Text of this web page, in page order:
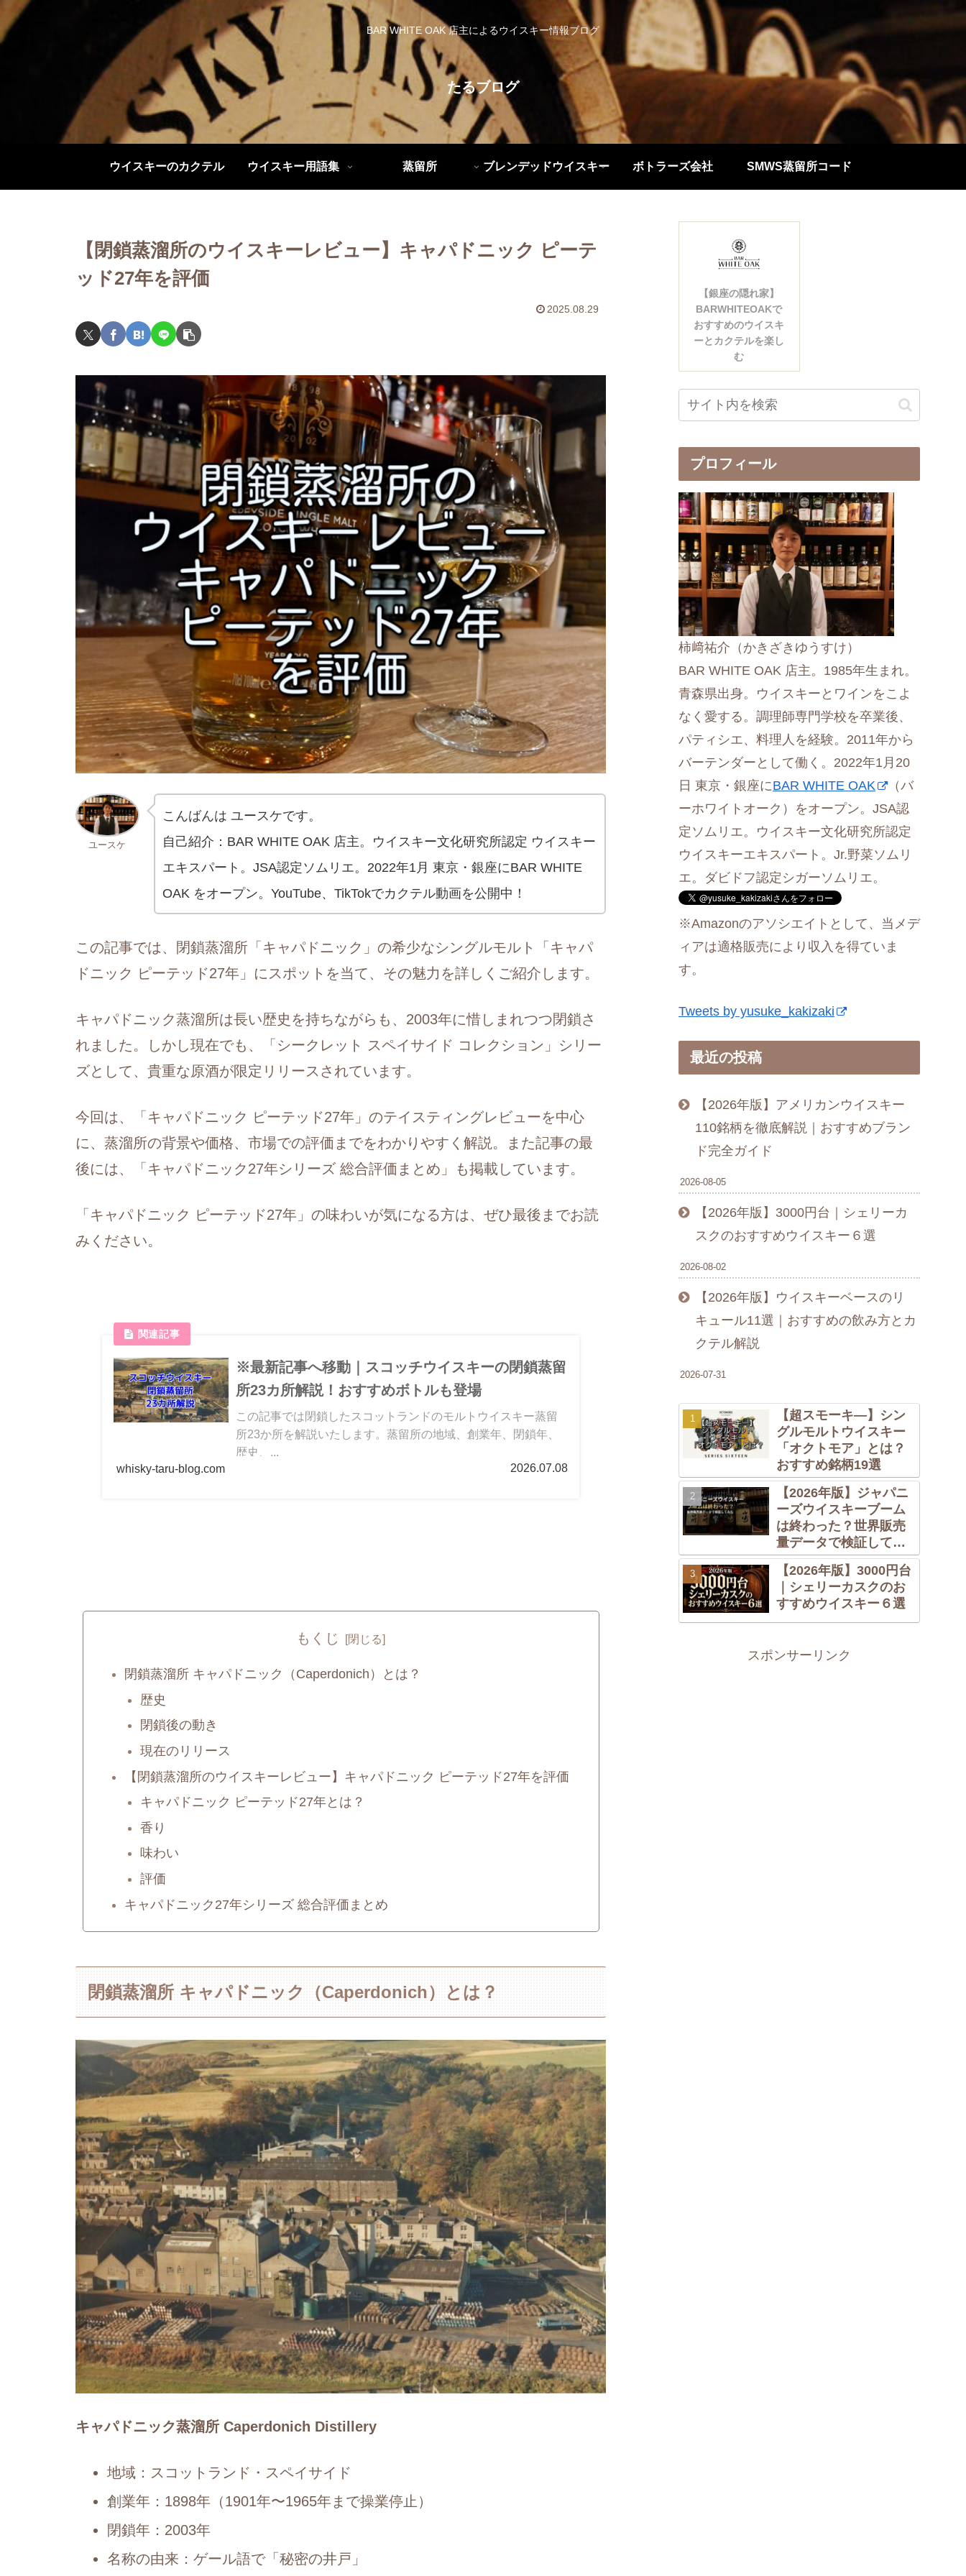
BAR WHITE OAK 店主によるウイスキー情報ブログ
たるブログ
ウイスキーのカクテル ウイスキー用語集 蒸留所 ブレンデッドウイスキー ボトラーズ会社 SMWS蒸留所コード
【閉鎖蒸溜所のウイスキーレビュー】キャパドニック ピーテ
ッド27年を評価
2025.08.29
ユースケ
こんばんは ユースケです。
自己紹介：BAR WHITE OAK 店主。ウイスキー文化研究所認定 ウイスキー
エキスパート。JSA認定ソムリエ。2022年1月 東京・銀座にBAR WHITE
OAK をオープン。YouTube、TikTokでカクテル動画を公開中！
この記事では、閉鎖蒸溜所「キャパドニック」の希少なシングルモルト「キャパ
ドニック ピーテッド27年」にスポットを当て、その魅力を詳しくご紹介します。
キャパドニック蒸溜所は長い歴史を持ちながらも、2003年に惜しまれつつ閉鎖さ
れました。しかし現在でも、「シークレット スペイサイド コレクション」シリー
ズとして、貴重な原酒が限定リリースされています。
今回は、「キャパドニック ピーテッド27年」のテイスティングレビューを中心
に、蒸溜所の背景や価格、市場での評価までをわかりやすく解説。また記事の最
後には、「キャパドニック27年シリーズ 総合評価まとめ」も掲載しています。
「キャパドニック ピーテッド27年」の味わいが気になる方は、ぜひ最後までお読
みください。
※最新記事へ移動｜スコッチウイスキーの閉鎖蒸留
所23カ所解説！おすすめボトルも登場
この記事では閉鎖したスコットランドのモルトウイスキー蒸留
所23か所を解説いたします。蒸留所の地域、創業年、閉鎖年、
歴史、...
whisky-taru-blog.com
2026.07.08
もくじ
閉鎖蒸溜所 キャパドニック（Caperdonich）とは？
歴史
閉鎖後の動き
現在のリリース
【閉鎖蒸溜所のウイスキーレビュー】キャパドニック ピーテッド27年を評価
キャパドニック ピーテッド27年とは？
香り
味わい
評価
キャパドニック27年シリーズ 総合評価まとめ
閉鎖蒸溜所 キャパドニック（Caperdonich）とは？
キャパドニック蒸溜所 Caperdonich Distillery
地域：スコットランド・スペイサイド
創業年：1898年（1901年〜1965年まで操業停止）
閉鎖年：2003年
名称の由来：ゲール語で「秘密の井戸」
【銀座の隠れ家】
BARWHITEOAKで
おすすめのウイスキ
ーとカクテルを楽し
む
プロフィール
柿﨑祐介（かきざきゆうすけ）
BAR WHITE OAK 店主。1985年生まれ。
青森県出身。ウイスキーとワインをこよ
なく愛する。調理師専門学校を卒業後、
パティシエ、料理人を経験。2011年から
バーテンダーとして働く。2022年1月20
日 東京・銀座にBAR WHITE OAK
（バ
ーホワイトオーク）をオープン。JSA認
定ソムリエ。ウイスキー文化研究所認定
ウイスキーエキスパート。Jr.野菜ソムリ
エ。ダビドフ認定シガーソムリエ。
※Amazonのアソシエイトとして、当メデ
ィアは適格販売により収入を得ていま
す。
Tweets by yusuke_kakizaki
最近の投稿
【2026年版】アメリカンウイスキー
110銘柄を徹底解説｜おすすめブラン
ド完全ガイド
2026-08-05
【2026年版】3000円台｜シェリーカ
スクのおすすめウイスキー６選
2026-08-02
【2026年版】ウイスキーベースのリ
キュール11選｜おすすめの飲み方とカ
クテル解説
2026-07-31
【超スモーキ―】シン
グルモルトウイスキー
「オクトモア」とは？
おすすめ銘柄19選
【2026年版】ジャパニ
ーズウイスキーブーム
は終わった？世界販売
量データで検証してみ
た
【2026年版】3000円台
｜シェリーカスクのお
すすめウイスキー６選
スポンサーリンク